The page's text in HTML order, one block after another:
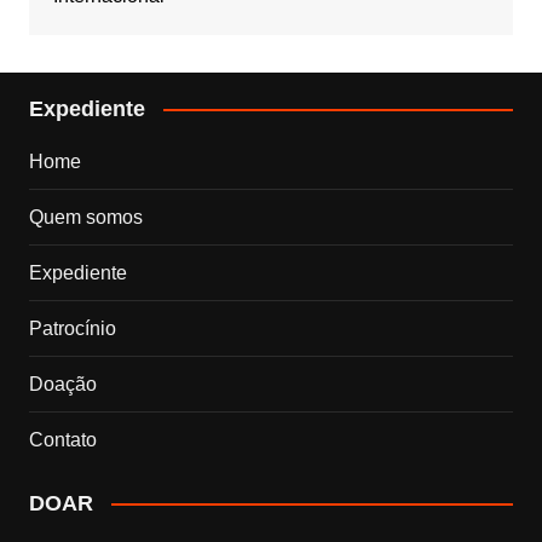
Expediente
Home
Quem somos
Expediente
Patrocínio
Doação
Contato
DOAR